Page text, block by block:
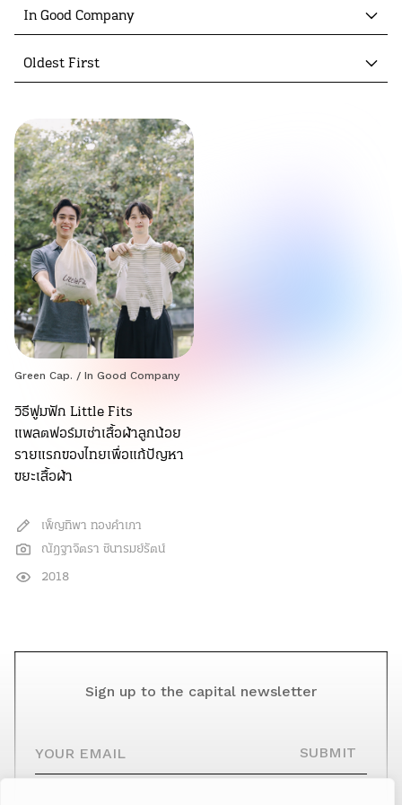
In Good Company
Oldest First
Green Cap. / In Good Company
วิธีฟูมฟัก Little Fits
แพลตฟอร์มเช่าเสื้อผ้าลูกน้อย
รายแรกของไทยเพื่อแก้ปัญหา
ขยะเสื้อผ้า
เพ็ญทิพา ทองคำเภา
ณัฎฐาจิตรา ชินารมย์รัตน์
2018
Sign up to the capital newsletter
SUBMIT